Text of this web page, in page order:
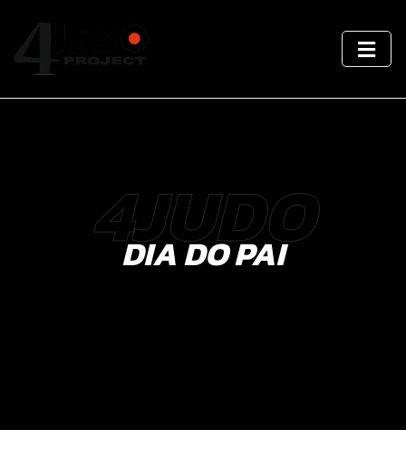
4JUDO
DIA DO PAI